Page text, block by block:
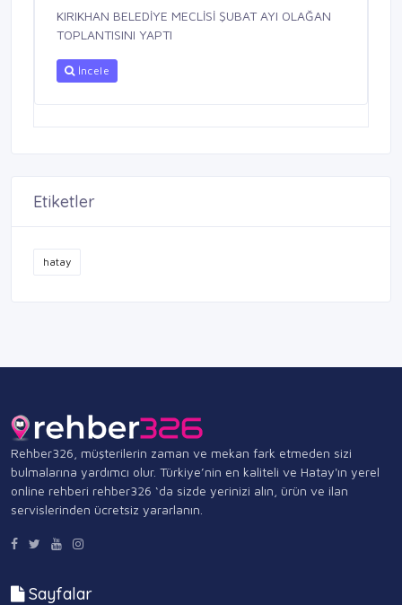
KIRIKHAN BELEDİYE MECLİSİ ŞUBAT AYI OLAĞAN
TOPLANTISINI YAPTI
İncele
Etiketler
hatay
Rehber326, müşterilerin zaman ve mekan fark etmeden sizi
bulmalarına yardımcı olur. Türkiye’nin en kaliteli ve Hatay'ın yerel
online rehberi rehber326 ‘da sizde yerinizi alın, ürün ve ilan
servislerinden ücretsiz yararlanın.
Sayfalar